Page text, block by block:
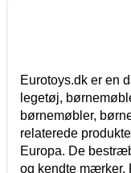
Eurotoys.dk er en
legetøj,
børnemøbler,
relaterede
Europa. De
og kendte mærker.